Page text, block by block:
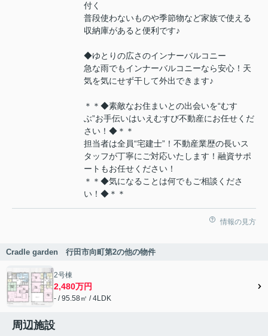
付く
普段使わないものや季節物など家族で使える
収納庫があると便利です♪
◆ゆとりの広さのインナーバルコニー
急な雨でもインナーバルコニーなら安心！天
気を気にせず干して外出できます♪
＊＊◆素敵なお住まいとの出会いを“むす
ぶ”お手伝いはいえむすび不動産にお任せくだ
さい！◆＊＊
担当者は全員“宅建士”！不動産業歴の長いス
タッフが丁寧にご対応いたします！融資サポ
ートもお任せください！
＊＊◆気になることは何でもご相談くださ
い！◆＊＊
情報の見方
Cradle garden 行田市向町第2の他の物件
2号棟
2,480万円
- / 95.58㎡ / 4LDK
周辺施設